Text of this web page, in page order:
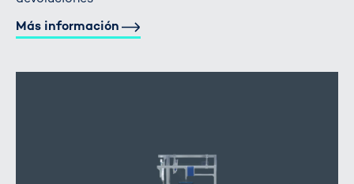
Más información